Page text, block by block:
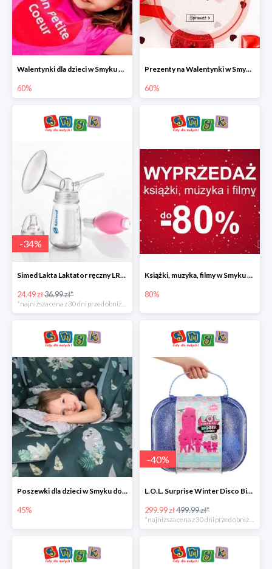
Walentynki dla dzieci w Smyku do -60%
60%
Prezenty na Walentynki w Smyku do -60%
60%
-34%
Simed Lakta Laktator ręczny LR-8 -34%
24.49 zł36.99 zł*
*najniższa cena z 30 dni przed obniżką
Książki, muzyka, filmy w Smyku do -80%
80%
Poszewki dla dzieci w Smyku do -45%
45%
-40%
L.O.L. Surprise Winter Disco Bigger Surprise Zestaw laleczek w walizce -40%
299.99 zł499.99 zł*